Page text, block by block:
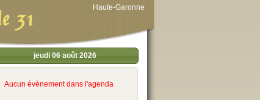
31 Haute-Garonne
jeudi 06 août 2026
Aucun évènement dans l'agenda